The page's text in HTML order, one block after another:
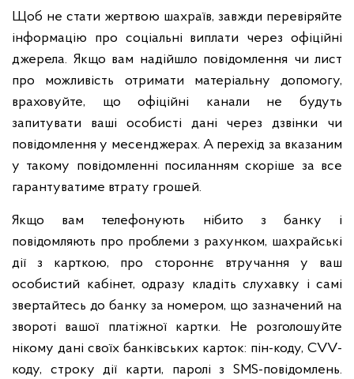
Щоб не стати жертвою шахраїв, завжди перевіряйте
інформацію про соціальні виплати через офіційні
джерела. Якщо вам надійшло повідомлення чи лист
про можливість отримати матеріальну допомогу,
враховуйте, що офіційні канали не будуть
запитувати ваші особисті дані через дзвінки чи
повідомлення у месенджерах. А перехід за вказаним
у такому повідомленні посиланням скоріше за все
гарантуватиме втрату грошей.
Якщо вам телефонують нібито з банку і
повідомляють про проблеми з рахунком, шахрайські
дії з карткою, про стороннє втручання у ваш
особистий кабінет, одразу кладіть слухавку і самі
звертайтесь до банку за номером, що зазначений на
звороті вашої платіжної картки. Не розголошуйте
нікому дані своїх банківських карток: пін-коду, СVV-
коду, строку дії карти, паролі з SMS-повідомлень.